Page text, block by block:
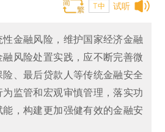
试听
T中
金融风险，维护国家经济金融
风险处置实践，应不断完善微
、最后贷款人等传统金融安全
监管和宏观审慎管理，落实功
，构建更加强健有效的金融安